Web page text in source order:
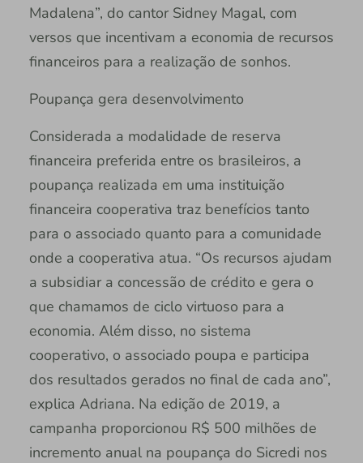
Madalena”, do cantor Sidney Magal, com
versos que incentivam a economia de recursos
financeiros para a realização de sonhos.
Poupança gera desenvolvimento
Considerada a modalidade de reserva
financeira preferida entre os brasileiros, a
poupança realizada em uma instituição
financeira cooperativa traz benefícios tanto
para o associado quanto para a comunidade
onde a cooperativa atua. “Os recursos ajudam
a subsidiar a concessão de crédito e gera o
que chamamos de ciclo virtuoso para a
economia. Além disso, no sistema
cooperativo, o associado poupa e participa
dos resultados gerados no final de cada ano”,
explica Adriana. Na edição de 2019, a
campanha proporcionou R$ 500 milhões de
incremento anual na poupança do Sicredi nos